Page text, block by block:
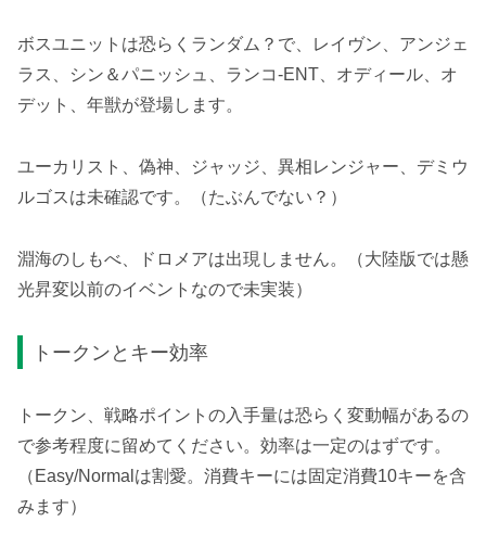
ボスユニットは恐らくランダム？で、レイヴン、アンジェ
ラス、シン＆パニッシュ、ランコ-ENT、オディール、オ
デット、年獣が登場します。
ユーカリスト、偽神、ジャッジ、異相レンジャー、デミウ
ルゴスは未確認です。（たぶんでない？）
淵海のしもべ、ドロメアは出現しません。（大陸版では懸
光昇変以前のイベントなので未実装）
トークンとキー効率
トークン、戦略ポイントの入手量は恐らく変動幅があるの
で参考程度に留めてください。効率は一定のはずです。
（Easy/Normalは割愛。消費キーには固定消費10キーを含
みます）